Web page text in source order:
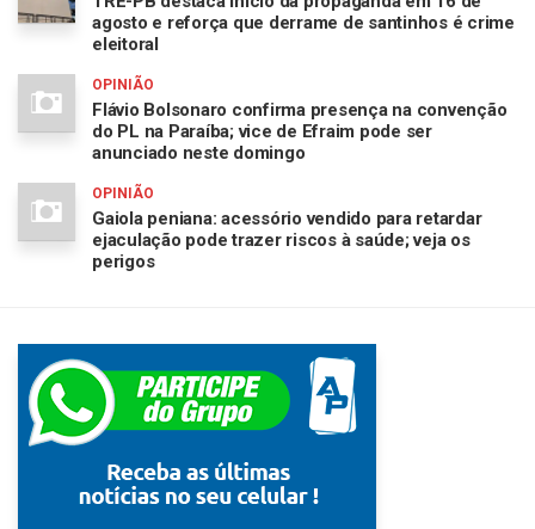
agosto e reforça que derrame de santinhos é crime
eleitoral
OPINIÃO
Flávio Bolsonaro confirma presença na convenção
do PL na Paraíba; vice de Efraim pode ser
anunciado neste domingo
OPINIÃO
Gaiola peniana: acessório vendido para retardar
ejaculação pode trazer riscos à saúde; veja os
perigos